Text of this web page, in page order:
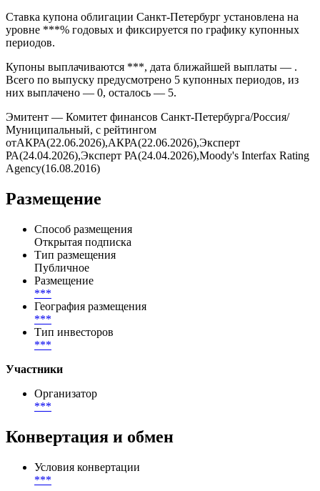
Ставка купона облигации Санкт-Петербург установлена на
уровне ***% годовых и фиксируется по графику купонных
периодов.
Купоны выплачиваются ***, дата ближайшей выплаты — .
Всего по выпуску предусмотрено 5 купонных периодов, из
них выплачено — 0, осталось — 5.
Эмитент — Комитет финансов Санкт-Петербурга/Россия/
Муниципальный, с рейтингом
отАКРА(22.06.2026),АКРА(22.06.2026),Эксперт
РА(24.04.2026),Эксперт РА(24.04.2026),Moody's Interfax Rating
Agency(16.08.2016)
Размещение
Способ размещения
Открытая подписка
Тип размещения
Публичное
Размещение
***
География размещения
***
Тип инвесторов
***
Участники
Организатор
***
Конвертация и обмен
Условия конвертации
***